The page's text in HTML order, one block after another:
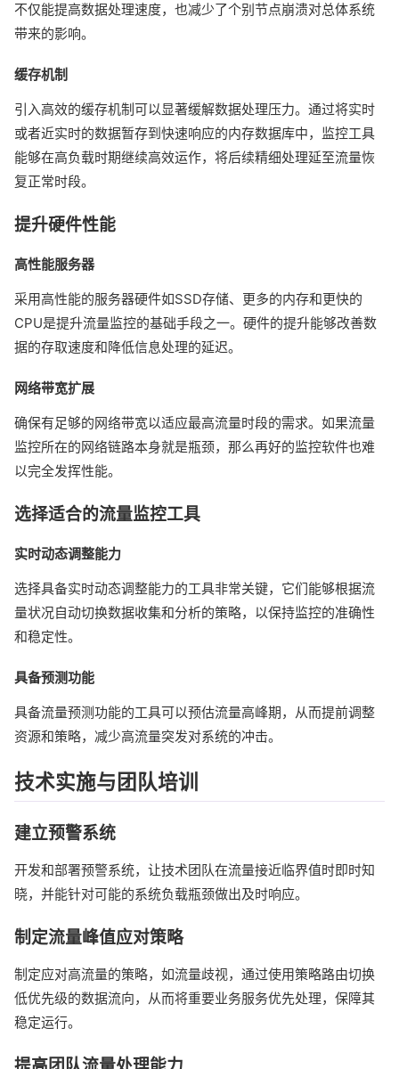
不仅能提高数据处理速度，也减少了个别节点崩溃对总体系统
带来的影响。
缓存机制
引入高效的缓存机制可以显著缓解数据处理压力。通过将实时
或者近实时的数据暂存到快速响应的内存数据库中，监控工具
能够在高负载时期继续高效运作，将后续精细处理延至流量恢
复正常时段。
提升硬件性能
高性能服务器
采用高性能的服务器硬件如SSD存储、更多的内存和更快的
CPU是提升流量监控的基础手段之一。硬件的提升能够改善数
据的存取速度和降低信息处理的延迟。
网络带宽扩展
确保有足够的网络带宽以适应最高流量时段的需求。如果流量
监控所在的网络链路本身就是瓶颈，那么再好的监控软件也难
以完全发挥性能。
选择适合的流量监控工具
实时动态调整能力
选择具备实时动态调整能力的工具非常关键，它们能够根据流
量状况自动切换数据收集和分析的策略，以保持监控的准确性
和稳定性。
具备预测功能
具备流量预测功能的工具可以预估流量高峰期，从而提前调整
资源和策略，减少高流量突发对系统的冲击。
技术实施与团队培训
建立预警系统
开发和部署预警系统，让技术团队在流量接近临界值时即时知
晓，并能针对可能的系统负载瓶颈做出及时响应。
制定流量峰值应对策略
制定应对高流量的策略，如流量歧视，通过使用策略路由切换
低优先级的数据流向，从而将重要业务服务优先处理，保障其
稳定运行。